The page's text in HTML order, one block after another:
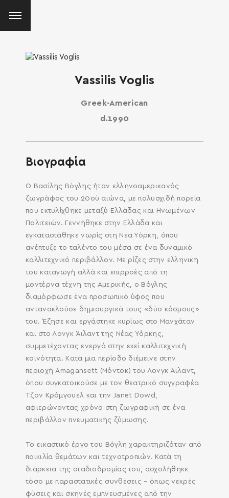
Vassilis Voglis
Greek-American
d.1990
Βιογραφία
Ο Βασίλης Βόγλης ήταν ελληνοαμερικανός
ζωγράφος του 20ού αιώνα, με πολυσχιδή πορεία
που εκτυλίχθηκε μεταξύ Ελλάδας και Ηνωμένων
Πολιτειών. Γεννήθηκε στην Ελλάδα και
εγκαταστάθηκε νωρίς στη Νέα Υόρκη, όπου
ανέπτυξε το ταλέντο του μέσα σε ένα δυναμικό
καλλιτεχνικό περιβάλλον. Με ρίζες στην ελληνική
του καταγωγή αλλά και επιρροές από τη
μοντέρνα τέχνη της Αμερικής, ο Βόγλης
διαμόρφωσε ένα προσωπικό ύφος που
αντανακλούσε δημιουργικά τους «δύο κόσμους»
του. Έζησε και εργάστηκε κυρίως στο Μανχάταν
και στο Λονγκ Άιλαντ της Νέας Υόρκης,
συμμετέχοντας ενεργά στην εκεί καλλιτεχνική
κοινότητα. Κατά μια περίοδο διέμεινε στην
περιοχή Amagansett (Μόντοκ) του Λονγκ Άιλαντ,
όπου συγκατοικούσε με τον θεατρικό συγγραφέα
Τζον Κρόμγουελ και την Janet Dowd,
αφιερώνοντας χρόνο στη ζωγραφική σε ένα
περιβάλλον πνευματικής ζύμωσης.
Το εικαστικό έργο του Βόγλη χαρακτηριζόταν από
ποικιλία θεμάτων και τεχνοτροπιών. Κατά τη
διάρκεια της σταδιοδρομίας του, ασχολήθηκε
τόσο με παραστατικές συνθέσεις – όπως νεκρές
φύσεις και σκηνές εμπνευσμένες από την